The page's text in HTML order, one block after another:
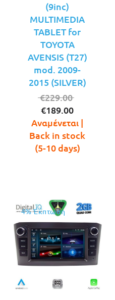
(9inc)
MULTIMEDIA
TABLET for
TOYOTA
AVENSIS (T27)
mod. 2009-
2015 (SILVER)
€229.00
was:
€229.00.
€189.00
τρέχουσα
τιμή
είναι:
Αναμένεται |
Back in stock
(5-10 days)
4% Έκπτωση